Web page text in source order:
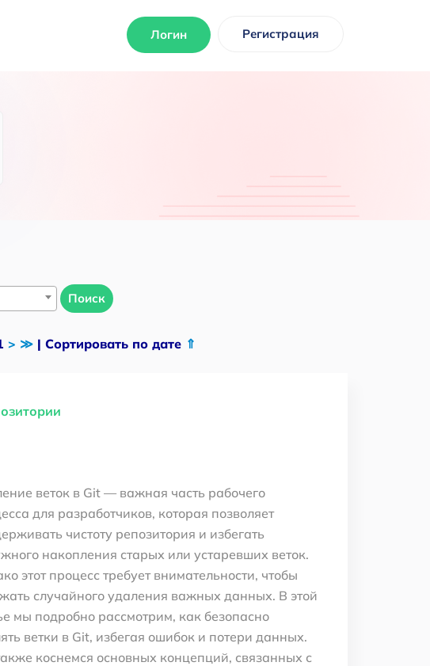
Логин Регистрация
Поиск
> ≫ | Сортировать по дате ⇑
веток в Git — важная часть рабочего
для разработчиков, которая позволяет
чистоту репозитория и избегать
накопления старых или устаревших веток.
этот процесс требует внимательности, чтобы
случайного удаления важных данных. В этой
мы подробно рассмотрим, как безопасно
ветки в Git, избегая ошибок и потери данных.
коснемся основных концепций, связанных с